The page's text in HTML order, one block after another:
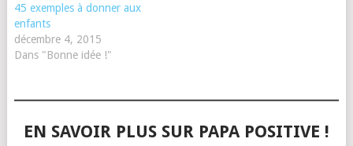
45 exemples à donner aux
enfants
décembre 4, 2015
Dans "Bonne idée !"
EN SAVOIR PLUS SUR PAPA POSITIVE !